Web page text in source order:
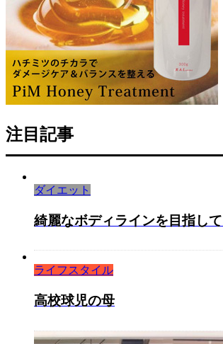
注目記事
ダイエット
綺麗なボディラインを目指し
ライフスタイル
高校球児の母